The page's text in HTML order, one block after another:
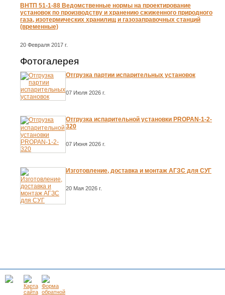
ВНТП 51-1-88 Ведомственные нормы на проектирование
установок по производству и хранению сжиженного природного
газа, изотермических хранилищ и газозаправочных станций
(временные)
20 Февраля 2017 г.
Фотогалерея
Отгрузка партии испарительных установок
07 Июля 2026 г.
Отгрузка испарительной установки PROPAN-1-2-
320
07 Июня 2026 г.
Изготовление, доставка и монтаж АГЗС для СУГ
20 Мая 2026 г.